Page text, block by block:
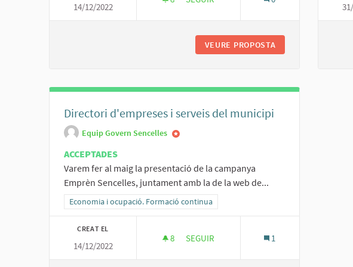
14/12/2022
VEURE PROPOSTA
Directori d'empreses i serveis del municipi
Equip Govern Sencelles
ACCEPTADES
Varem fer al maig la presentació de la campanya
Emprèn Sencelles, juntament amb la de la web de...
Resultats al filtrar per la categoria: Economia i ocupació. Formació continua
Economia i ocupació. Formació continua
CREAT EL
14/12/2022
8 8 SEGUIDORES
SEGUIR 1